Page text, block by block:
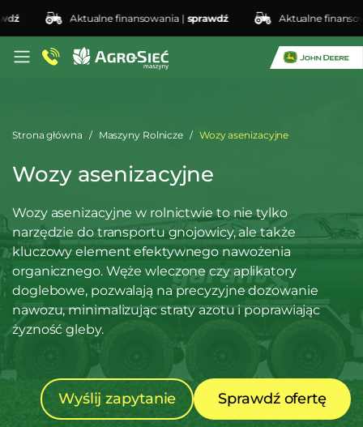
Aktualne finansowania |sprawdź Aktualne
Strona główna Maszyny Rolnicze Wozy asenizacyjne
Wozy asenizacyjne
Wozy asenizacyjne w rolnictwie to nie tylko
narzędzie do transportu gnojowicy, ale także
kluczowy element efektywnego nawożenia
organicznego. Węże wleczone czy aplikatory
doglebowe, pozwalają na precyzyjne dozowanie
nawozu, minimalizując straty azotu i poprawiając
żyzność gleby.
Wyślij zapytanie Sprawdź ofertę